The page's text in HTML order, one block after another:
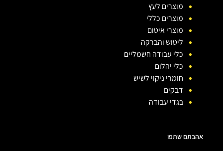
מוצרים לעץ
מוצרים כללי
מוצרי איטום
ליטוש והברקה
כלי עבודה חשמליים
כלי יהלום
חומרי ניקוי לשיש
דבקים
בגדי עבודה
אהבתם שתפו